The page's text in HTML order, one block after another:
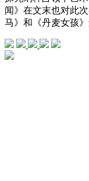
闻》在文末也对此
马》和《丹麦女孩》